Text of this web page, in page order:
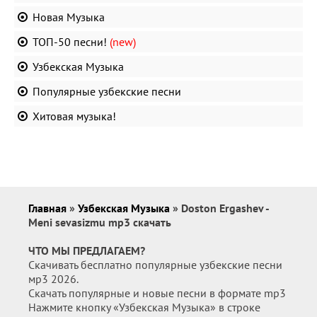
Новая Музыка
ТОП-50 песни! (new)
Узбекская Музыка
Популярные узбекские песни
Хитовая музыка!
Главная » Узбекская Музыка » Doston Ergashev -
Meni sevasizmu mp3 скачать
ЧТО МЫ ПРЕДЛАГАЕМ?
Скачивать бесплатно популярные узбекские песни
мр3 2026.
Скачать популярные и новые песни в формате mp3
Нажмите кнопку «Узбекская Музыка» в строке